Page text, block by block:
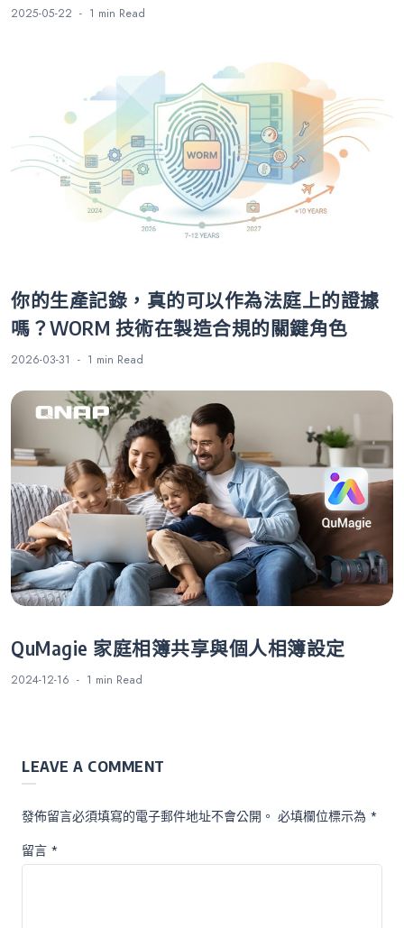
2025-05-22 1 min Read
你的生產記錄，真的可以作為法庭上的證據
嗎？WORM 技術在製造合規的關鍵角色
2026-03-31 1 min Read
QuMagie 家庭相簿共享與個人相簿設定
2024-12-16 1 min Read
LEAVE A COMMENT
發佈留言必須填寫的電子郵件地址不會公開。 必填欄位標示為 *
留言 *